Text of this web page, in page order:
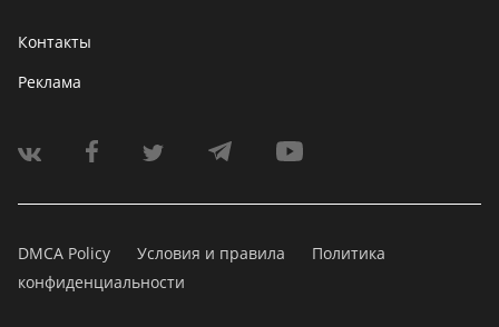
Контакты
Реклама
DMCA Policy Условия и правила
Политика
конфиденциальности